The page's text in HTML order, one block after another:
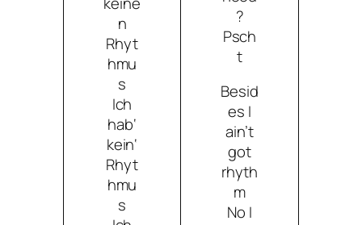
n
Rhyt
hmu
s
Ich
hab‘
kein‘
Rhyt
hmu
s
?
Psch
t
Besid
es I
ain’t
got
rhyth
m
No I